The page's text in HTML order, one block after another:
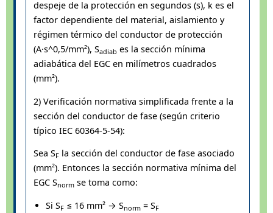
despeje de la protección en segundos (s), k es el
factor dependiente del material, aislamiento y
régimen térmico del conductor de protección
(A·s^0,5/mm²), Sadiab es la sección mínima
adiabática del EGC en milímetros cuadrados
(mm²).
2) Verificación normativa simplificada frente a la
sección del conductor de fase (según criterio
típico IEC 60364-5-54):
Sea SF la sección del conductor de fase asociado
(mm²). Entonces la sección normativa mínima del
EGC Snorm se toma como:
Si SF ≤ 16 mm² → Snorm = SF